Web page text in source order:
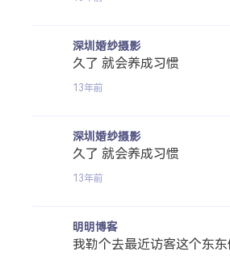
深圳婚纱摄影
久了 就会养成习惯
13年前
深圳婚纱摄影
久了 就会养成习惯
13年前
明明博客
我勒个去最近访客这个东东